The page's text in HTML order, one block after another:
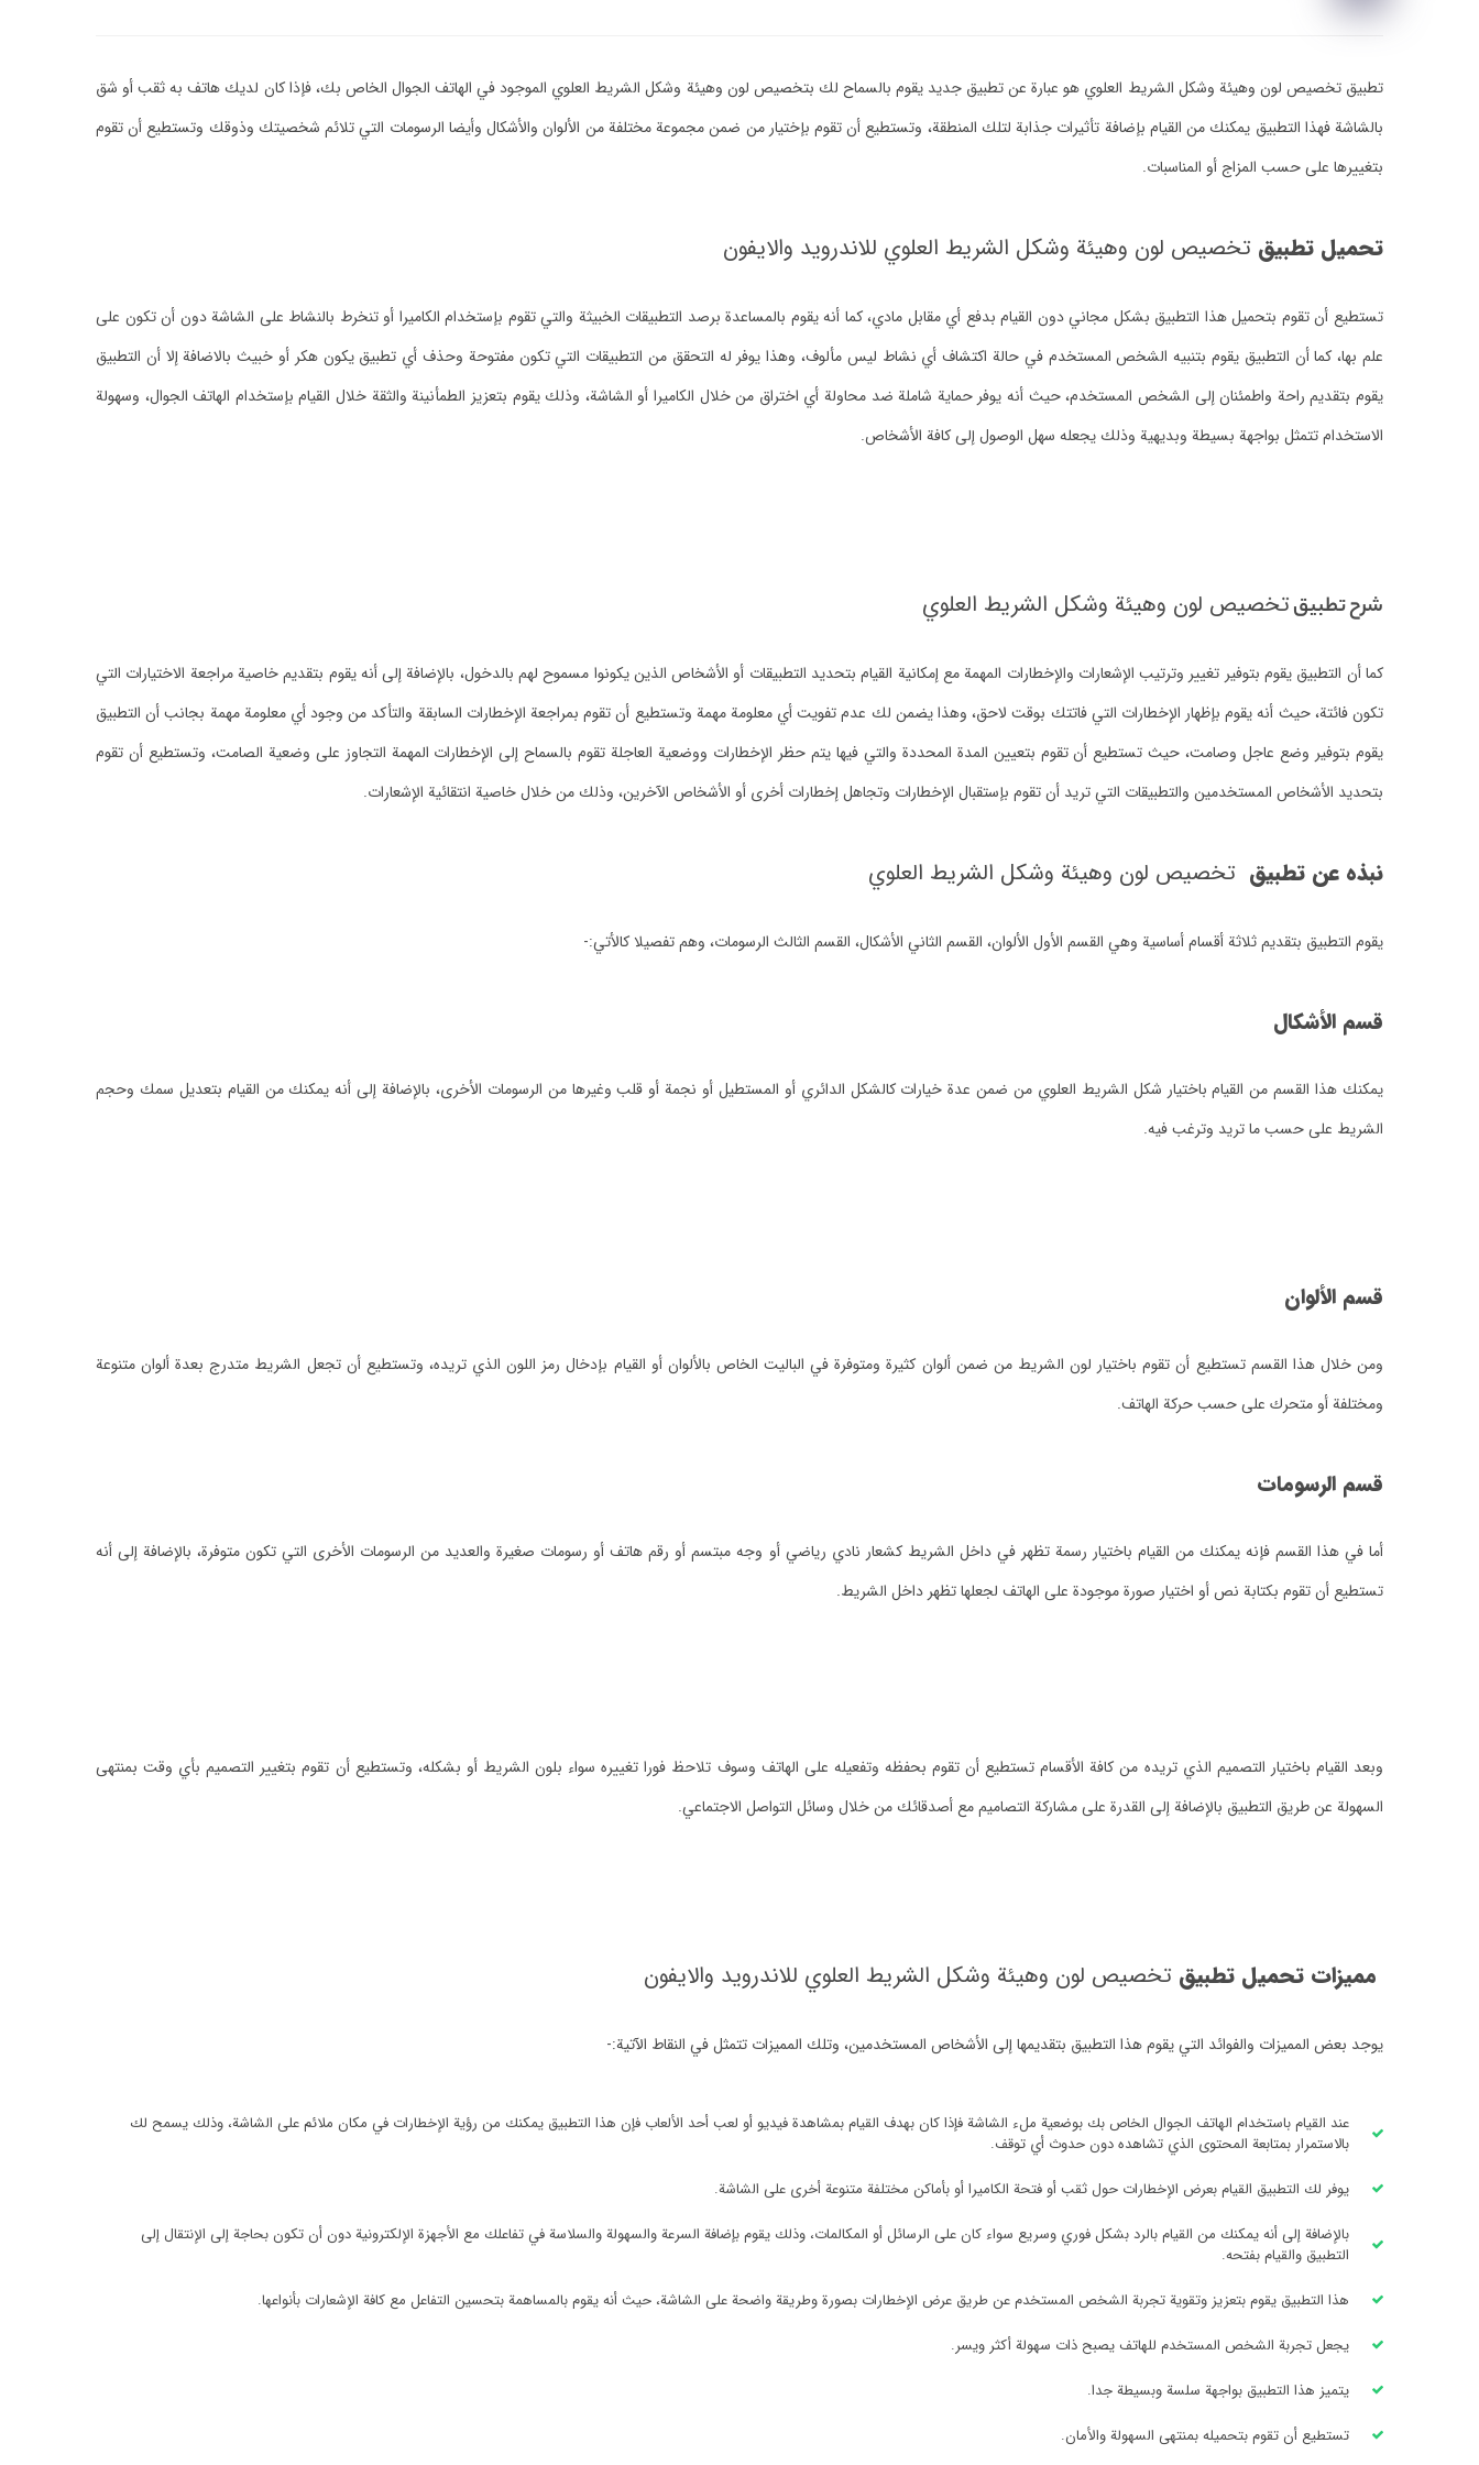
تطبيق تخصيص لون وهيئة وشكل الشريط العلوي هو عبارة عن تطبيق جديد يقوم بالسماح لك بتخصيص لون وهيئة وشكل الشريط العلوي الموجود في الهاتف الجوال الخاص بك، فإذا كان لديك هاتف به ثقب أو شق
بالشاشة فهذا التطبيق يمكنك من القيام بإضافة تأثيرات جذابة لتلك المنطقة، وتستطيع أن تقوم بإختيار من ضمن مجموعة مختلفة من الألوان والأشكال وأيضا الرسومات التي تلائم شخصيتك وذوقك وتستطيع أن تقوم
بتغييرها على حسب المزاج أو المناسبات.
تحميل تطبيق تخصيص لون وهيئة وشكل الشريط العلوي للاندرويد والايفون
تستطيع أن تقوم بتحميل هذا التطبيق بشكل مجاني دون القيام بدفع أي مقابل مادي، كما أنه يقوم بالمساعدة برصد التطبيقات الخبيثة والتي تقوم بإستخدام الكاميرا أو تنخرط بالنشاط على الشاشة دون أن تكون على
علم بها، كما أن التطبيق يقوم بتنبيه الشخص المستخدم في حالة اكتشاف أي نشاط ليس مألوف، وهذا يوفر له التحقق من التطبيقات التي تكون مفتوحة وحذف أي تطبيق يكون هكر أو خبيث بالاضافة إلا أن التطبيق
يقوم بتقديم راحة واطمئنان إلى الشخص المستخدم، حيث أنه يوفر حماية شاملة ضد محاولة أي اختراق من خلال الكاميرا أو الشاشة، وذلك يقوم بتعزيز الطمأنينة والثقة خلال القيام بإستخدام الهاتف الجوال، وسهولة
الاستخدام تتمثل بواجهة بسيطة وبديهية وذلك يجعله سهل الوصول إلى كافة الأشخاص.
شرح تطبيقتخصيص لون وهيئة وشكل الشريط العلوي
كما أن التطبيق يقوم بتوفير تغيير وترتيب الإشعارات والإخطارات المهمة مع إمكانية القيام بتحديد التطبيقات أو الأشخاص الذين يكونوا مسموح لهم بالدخول، بالإضافة إلى أنه يقوم بتقديم خاصية مراجعة الاختيارات التي
تكون فائتة، حيث أنه يقوم بإظهار الإخطارات التي فاتتك بوقت لاحق، وهذا يضمن لك عدم تفويت أي معلومة مهمة وتستطيع أن تقوم بمراجعة الإخطارات السابقة والتأكد من وجود أي معلومة مهمة بجانب أن التطبيق
يقوم بتوفير وضع عاجل وصامت، حيث تستطيع أن تقوم بتعيين المدة المحددة والتي فيها يتم حظر الإخطارات ووضعية العاجلة تقوم بالسماح إلى الإخطارات المهمة التجاوز على وضعية الصامت، وتستطيع أن تقوم
بتحديد الأشخاص المستخدمين والتطبيقات التي تريد أن تقوم بإستقبال الإخطارات وتجاهل إخطارات أخرى أو الأشخاص الآخرين، وذلك من خلال خاصية انتقائية الإشعارات.
نبذه عن تطبيق تخصيص لون وهيئة وشكل الشريط العلوي
يقوم التطبيق بتقديم ثلاثة أقسام أساسية وهي القسم الأول الألوان، القسم الثاني الأشكال، القسم الثالث الرسومات، وهم تفصيلا كالأتي:-
قسم الأشكال
يمكنك هذا القسم من القيام باختيار شكل الشريط العلوي من ضمن عدة خيارات كالشكل الدائري أو المستطيل أو نجمة أو قلب وغيرها من الرسومات الأخرى، بالإضافة إلى أنه يمكنك من القيام بتعديل سمك وحجم
الشريط على حسب ما تريد وترغب فيه.
قسم الألوان
ومن خلال هذا القسم تستطيع أن تقوم باختيار لون الشريط من ضمن ألوان كثيرة ومتوفرة في الباليت الخاص بالألوان أو القيام بإدخال رمز اللون الذي تريده، وتستطيع أن تجعل الشريط متدرج بعدة ألوان متنوعة
ومختلفة أو متحرك على حسب حركة الهاتف.
قسم الرسومات
أما في هذا القسم فإنه يمكنك من القيام باختيار رسمة تظهر في داخل الشريط كشعار نادي رياضي أو وجه مبتسم أو رقم هاتف أو رسومات صغيرة والعديد من الرسومات الأخرى التي تكون متوفرة، بالإضافة إلى أنه
تستطيع أن تقوم بكتابة نص أو اختيار صورة موجودة على الهاتف لجعلها تظهر داخل الشريط.
وبعد القيام باختيار التصميم الذي تريده من كافة الأقسام تستطيع أن تقوم بحفظه وتفعيله على الهاتف وسوف تلاحظ فورا تغييره سواء بلون الشريط أو بشكله، وتستطيع أن تقوم بتغيير التصميم بأي وقت بمنتهى
السهولة عن طريق التطبيق بالإضافة إلى القدرة على مشاركة التصاميم مع أصدقائك من خلال وسائل التواصل الاجتماعي.
مميزات تحميل تطبيق تخصيص لون وهيئة وشكل الشريط العلوي للاندرويد والايفون
يوجد بعض المميزات والفوائد التي يقوم هذا التطبيق بتقديمها إلى الأشخاص المستخدمين، وتلك المميزات تتمثل في النقاط الآتية:-
عند القيام باستخدام الهاتف الجوال الخاص بك بوضعية ملء الشاشة فإذا كان بهدف القيام بمشاهدة فيديو أو لعب أحد الألعاب فإن هذا التطبيق يمكنك من رؤية الإخطارات في مكان ملائم على الشاشة، وذلك يسمح لك
بالاستمرار بمتابعة المحتوى الذي تشاهده دون حدوث أي توقف.
يوفر لك التطبيق القيام بعرض الإخطارات حول ثقب أو فتحة الكاميرا أو بأماكن مختلفة متنوعة أخرى على الشاشة.
بالإضافة إلى أنه يمكنك من القيام بالرد بشكل فوري وسريع سواء كان على الرسائل أو المكالمات، وذلك يقوم بإضافة السرعة والسهولة والسلاسة في تفاعلك مع الأجهزة الإلكترونية دون أن تكون بحاجة إلى الإنتقال إلى
التطبيق والقيام بفتحه.
هذا التطبيق يقوم بتعزيز وتقوية تجربة الشخص المستخدم عن طريق عرض الإخطارات بصورة وطريقة واضحة على الشاشة، حيث أنه يقوم بالمساهمة بتحسين التفاعل مع كافة الإشعارات بأنواعها.
يجعل تجربة الشخص المستخدم للهاتف يصبح ذات سهولة أكثر ويسر.
يتميز هذا التطبيق بواجهة سلسة وبسيطة جدا.
تستطيع أن تقوم بتحميله بمنتهى السهولة والأمان.